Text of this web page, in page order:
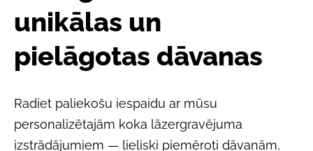
unikālas un
pielāgotas dāvanas
Radiet paliekošu iespaidu ar mūsu
personalizētajām koka lāzergravējuma
izstrādājumiem — lieliski piemēroti dāvanām,